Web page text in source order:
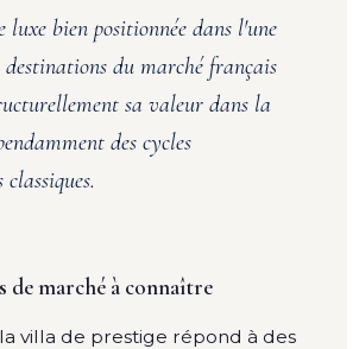
luxe bien positionnée dans l'une
destinations du marché français
sa valeur dans la
des cycles
de marché à connaître
villa de prestige répond à des